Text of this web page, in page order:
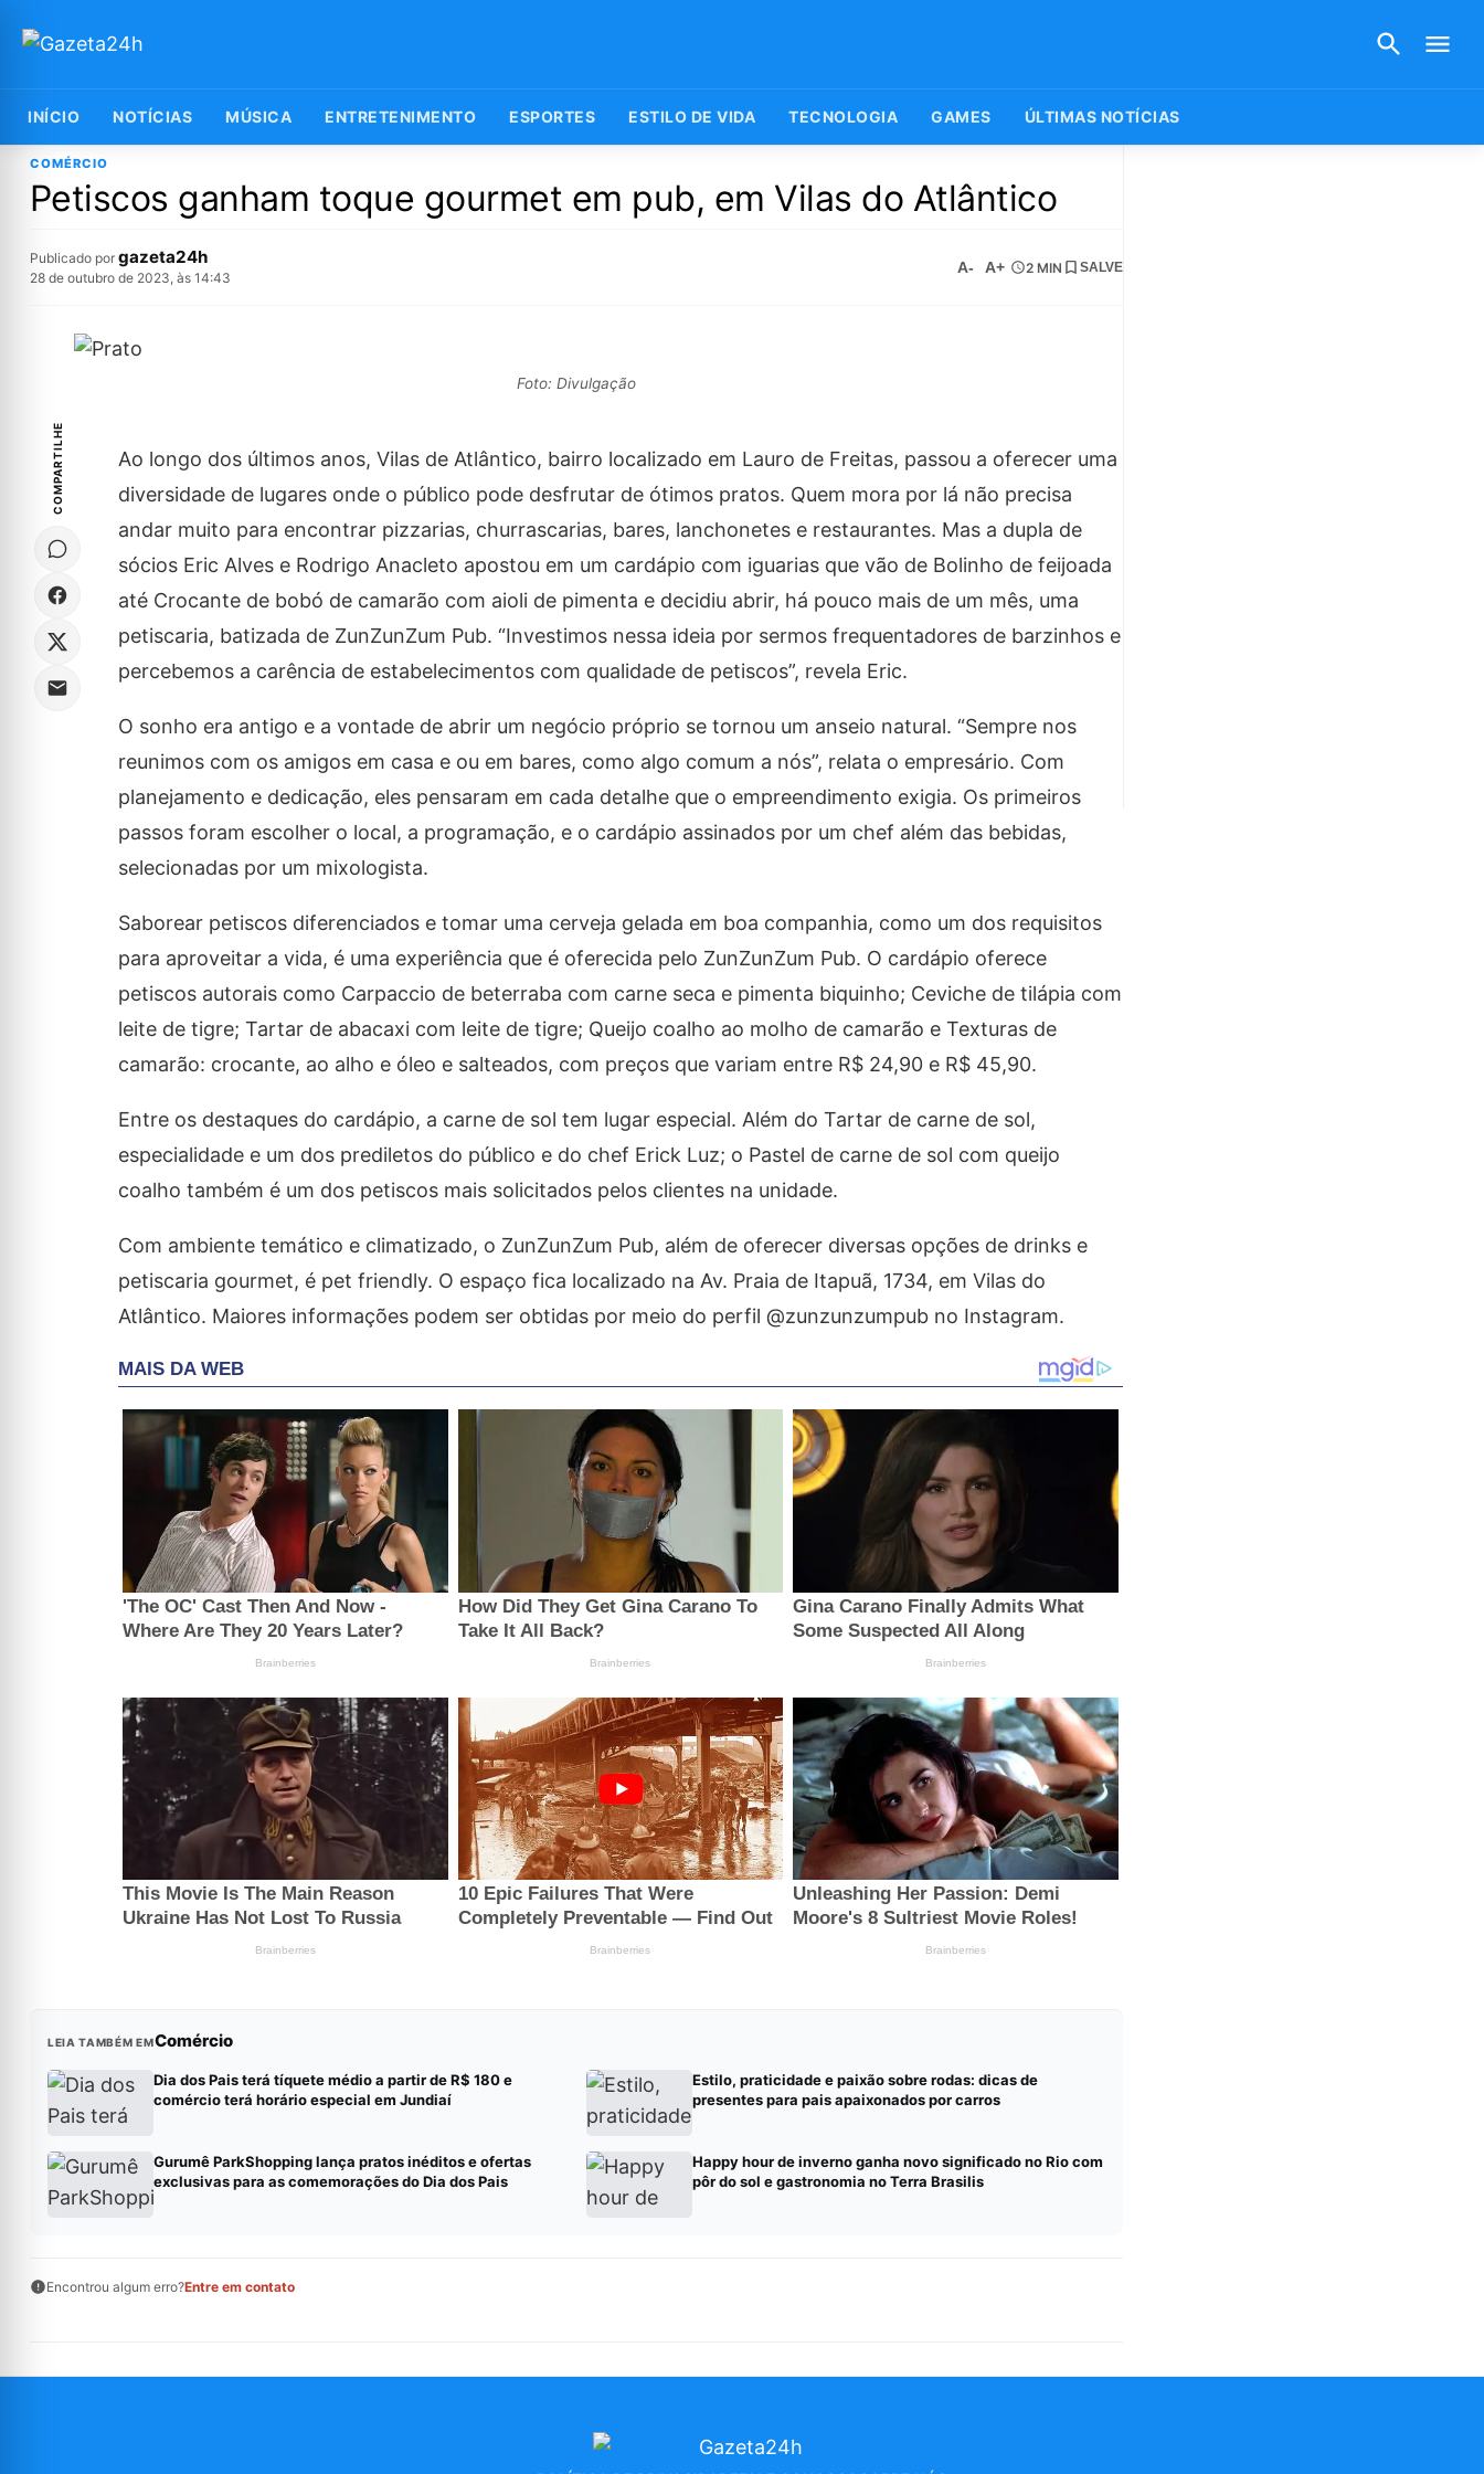
INÍCIO NOTÍCIAS MÚSICA ENTRETENIMENTO ESPORTES ESTILO DE VIDA TECNOLOGIA GAMES ÚLTIMAS NOTÍCIAS
COMÉRCIO
Petiscos ganham toque gourmet em pub, em Vilas do Atlântico
Publicado por gazeta24h
28 de outubro de 2023, às 14:43
A- A+ 2 MIN SALVE
Foto: Divulgação
COMPARTILHE
Ao longo dos últimos anos, Vilas de Atlântico, bairro localizado em Lauro de Freitas, passou a oferecer uma
diversidade de lugares onde o público pode desfrutar de ótimos pratos. Quem mora por lá não precisa
andar muito para encontrar pizzarias, churrascarias, bares, lanchonetes e restaurantes. Mas a dupla de
sócios Eric Alves e Rodrigo Anacleto apostou em um cardápio com iguarias que vão de Bolinho de feijoada
até Crocante de bobó de camarão com aioli de pimenta e decidiu abrir, há pouco mais de um mês, uma
petiscaria, batizada de ZunZunZum Pub. “Investimos nessa ideia por sermos frequentadores de barzinhos e
percebemos a carência de estabelecimentos com qualidade de petiscos”, revela Eric.
O sonho era antigo e a vontade de abrir um negócio próprio se tornou um anseio natural. “Sempre nos
reunimos com os amigos em casa e ou em bares, como algo comum a nós”, relata o empresário. Com
planejamento e dedicação, eles pensaram em cada detalhe que o empreendimento exigia. Os primeiros
passos foram escolher o local, a programação, e o cardápio assinados por um chef além das bebidas,
selecionadas por um mixologista.
Saborear petiscos diferenciados e tomar uma cerveja gelada em boa companhia, como um dos requisitos
para aproveitar a vida, é uma experiência que é oferecida pelo ZunZunZum Pub. O cardápio oferece
petiscos autorais como Carpaccio de beterraba com carne seca e pimenta biquinho; Ceviche de tilápia com
leite de tigre; Tartar de abacaxi com leite de tigre; Queijo coalho ao molho de camarão e Texturas de
camarão: crocante, ao alho e óleo e salteados, com preços que variam entre R$ 24,90 e R$ 45,90.
Entre os destaques do cardápio, a carne de sol tem lugar especial. Além do Tartar de carne de sol,
especialidade e um dos prediletos do público e do chef Erick Luz; o Pastel de carne de sol com queijo
coalho também é um dos petiscos mais solicitados pelos clientes na unidade.
Com ambiente temático e climatizado, o ZunZunZum Pub, além de oferecer diversas opções de drinks e
petiscaria gourmet, é pet friendly. O espaço fica localizado na Av. Praia de Itapuã, 1734, em Vilas do
Atlântico. Maiores informações podem ser obtidas por meio do perfil @zunzunzumpub no Instagram.
LEIA TAMBÉM EMComércio
Dia dos Pais terá tíquete médio a partir de R$ 180 e
comércio terá horário especial em Jundiaí
Estilo, praticidade e paixão sobre rodas: dicas de
presentes para pais apaixonados por carros
Gurumê ParkShopping lança pratos inéditos e ofertas
exclusivas para as comemorações do Dia dos Pais
Happy hour de inverno ganha novo significado no Rio com
pôr do sol e gastronomia no Terra Brasilis
Encontrou algum erro?Entre em contato